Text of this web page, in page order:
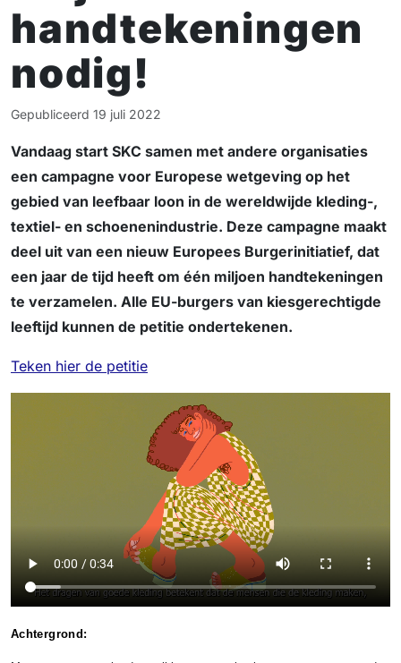
handtekeningen
nodig!
Gepubliceerd 19 juli 2022
Vandaag start SKC samen met andere organisaties
een campagne voor Europese wetgeving op het
gebied van leefbaar loon in de wereldwijde kleding-,
textiel- en schoenenindustrie. Deze campagne maakt
deel uit van een nieuw Europees Burgerinitiatief, dat
een jaar de tijd heeft om één miljoen handtekeningen
te verzamelen. Alle EU-burgers van kiesgerechtigde
leeftijd kunnen de petitie ondertekenen.
Teken hier de petitie
Achtergrond: